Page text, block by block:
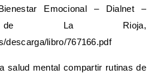
Emocional – Dialnet –
de La Rioja,
descarga/libro/767166.pdf
salud mental compartir rutinas de